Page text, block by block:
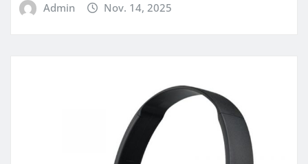
Admin Nov. 14, 2025